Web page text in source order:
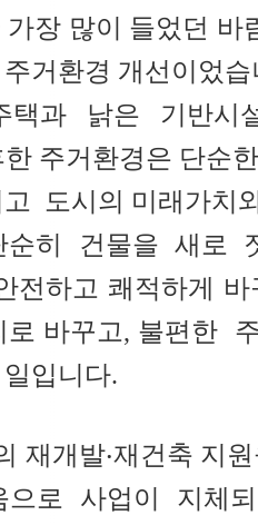
장 많이 들었던 바
거환경 개선이었습
택과 낡은 기반시
한 주거환경은 단
도시의 미래가치
순히 건물을 새로
전하고 쾌적하게
로 바꾸고, 불편한
입니다.
재개발‧재건축 지
으로 사업이 지체